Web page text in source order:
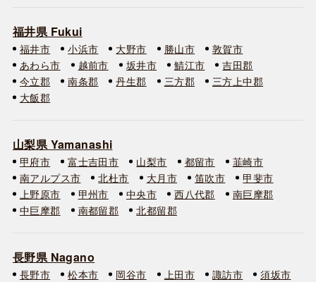
福井県 Fukui
福井市 小浜市 大野市 勝山市
敦賀市
あわら市
越前市 坂井市 鯖江市
吉田郡
今立郡
南条郡 丹生郡 三方郡
三方上中郡
大飯郡
山梨県 Yamanashi
甲府市 富士吉田市 山梨市 都留市
韮崎市
南アルプス市
北杜市 大月市 笛吹市
甲斐市
上野原市
甲州市 中央市 西八代郡
南巨摩郡
中巨摩郡
南都留郡 北都留郡
長野県 Nagano
長野市 松本市 岡谷市 上田市 諏訪市
須坂市